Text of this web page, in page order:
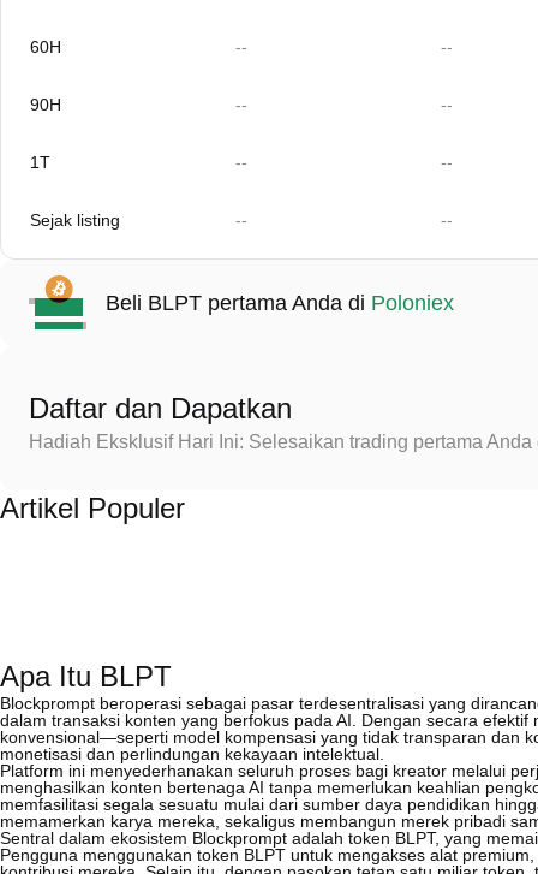
60H -- --
90H -- --
1T -- --
Sejak listing -- --
Beli BLPT pertama Anda di Poloniex
Daftar dan Dapatkan
Hadiah Eksklusif Hari Ini: Selesaikan trading pertama
Artikel Populer
Apa Itu BLPT
Blockprompt beroperasi sebagai pasar terdesentralisasi yang
dalam transaksi konten yang berfokus pada AI. Dengan secara
konvensional—seperti model kompensasi yang tidak transparan dan
monetisasi dan perlindungan kekayaan intelektual.
Platform ini menyederhanakan seluruh proses bagi kreator melalui
menghasilkan konten bertenaga AI tanpa memerlukan keahlian
memfasilitasi segala sesuatu mulai dari sumber daya pendidikan
memamerkan karya mereka, sekaligus membangun merek pribadi
Sentral dalam ekosistem Blockprompt adalah token BLPT, yang
Pengguna menggunakan token BLPT untuk mengakses alat